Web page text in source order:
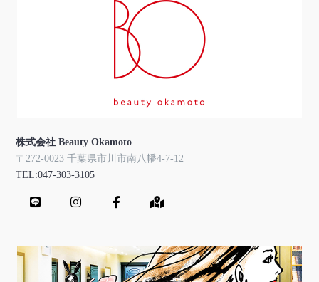
株式会社 Beauty Okamoto
〒272-0023 千葉県市川市南八幡4-7-12
TEL:047-303-3105